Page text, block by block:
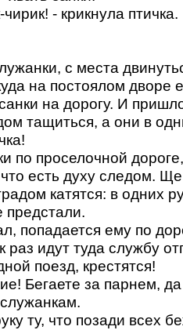
- крикнула
с места
на постоялом дворе
на дорогу. И
тащиться, а они в
по проселочной
есть духу следом.
катятся: в одних
предстали.
попадается ему по
раз идут туда службу
поезд, крестятся!
Бегаете за парнем,
ту, что позади всех